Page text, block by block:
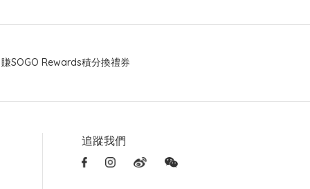
賺SOGO Rewards積分換禮券
追蹤我們